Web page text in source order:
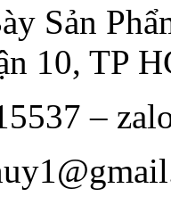
Sản
10, TP
–